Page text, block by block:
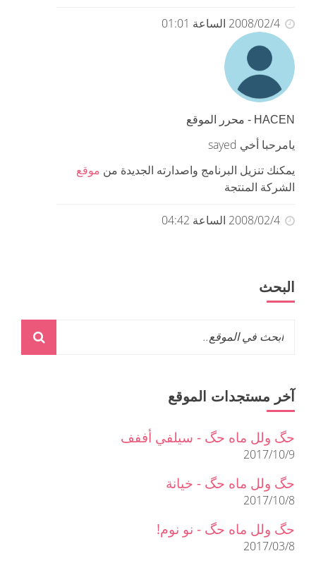
2008/02/4 الساعة 01:01
HACEN - محرر الموقع
يامرحبا أخي sayed
يمكنك تنزيل البرنامج واصدارته الجديدة من موقع
الشركة المنتجة
2008/02/4 الساعة 04:42
البحث
آخر مستجدات الموقع
حگ ولل ماه حگ - سيلفي أففف
2017/10/9
حگ ولل ماه حگ - خيانة
2017/10/8
حگ ولل ماه حگ - نو نوم!
2017/03/8